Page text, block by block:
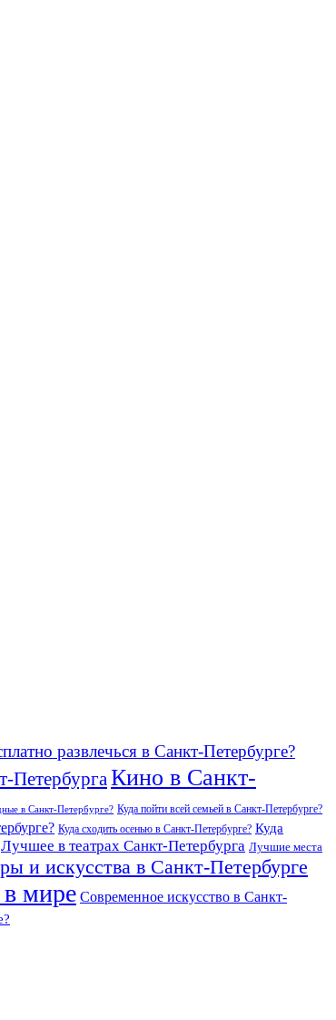
развлечься в Санкт-Петербурге?
Петербурга Кино в Санкт-
в Санкт-Петербурге? Куда пойти всей семьей в Санкт-Петербурге?
Куда сходить осенью в Санкт-Петербурге? Куда
Лучшее в театрах Санкт-Петербурга Лучшие места
и искусства в Санкт-Петербурге
мире Современное искусство в Санкт-